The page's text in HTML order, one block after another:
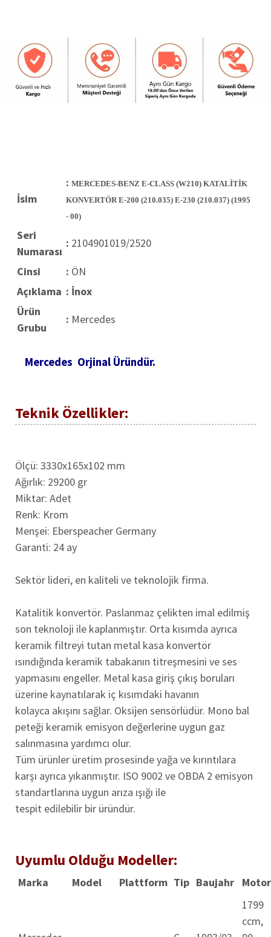
İsim
: MERCEDES-BENZ E-CLASS (W210) KATALİTİK
KONVERTÖR E-200 (210.035) E-230 (210.037) (1995
- 00)
Seri
Numarası
: 2104901019/2520
Cinsi : ÖN
Açıklama : İnox
Ürün
Grubu
: Mercedes
Mercedes Orjinal Üründür.
Teknik Özellikler:
Ölçü: 3330x165x102 mm
Ağırlık: 29200 gr
Miktar: Adet
Renk: Krom
Menşei: Eberspeacher Germany
Garanti: 24 ay
Sektör lideri, en kaliteli ve teknolojik firma.
Katalitik konvertör. Paslanmaz çelikten imal edilmiş
son teknoloji ile kaplanmıştır. Orta kısımda ayrıca
keramik filtreyi tutan metal kasa konvertör
ısındığında keramik tabakanın titreşmesini ve ses
yapmasını engeller. Metal kasa giriş çıkış boruları
üzerine kaynatılarak iç kısımdaki havanın
kolayca akışını sağlar. Oksijen sensörlüdür. Mono bal
peteği keramik emisyon değerlerine uygun gaz
salınmasına yardımcı olur.
Tüm ürünler üretim prosesinde yağa ve kırıntılara
karşı ayrıca yıkanmıştır. ISO 9002 ve OBDA 2 emisyon
standartlarına uygun arıza ışığı ile
tespit edilebilir bir üründür.
Uyumlu Olduğu Modeller:
Marka Model Plattform Tip Baujahr Motor
1799
ccm,